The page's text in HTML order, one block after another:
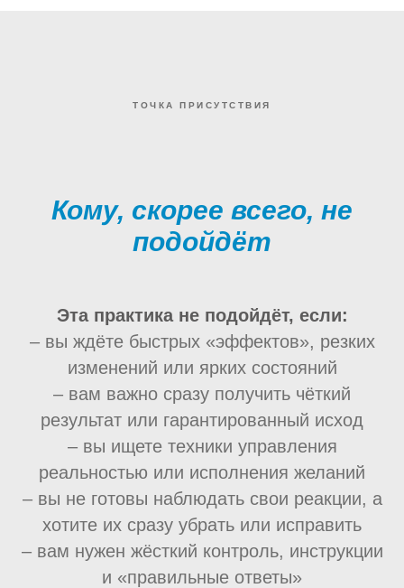
ТОЧКА ПРИСУТСТВИЯ
Кому, скорее всего, не
подойдёт
Эта практика не подойдёт, если:
– вы ждёте быстрых «эффектов», резких
изменений или ярких состояний
– вам важно сразу получить чёткий
результат или гарантированный исход
– вы ищете техники управления
реальностью или исполнения желаний
– вы не готовы наблюдать свои реакции, а
хотите их сразу убрать или исправить
– вам нужен жёсткий контроль, инструкции
и «правильные ответы»